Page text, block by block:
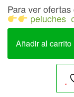
Para ver
peluches
rosas
Añadir al carrito